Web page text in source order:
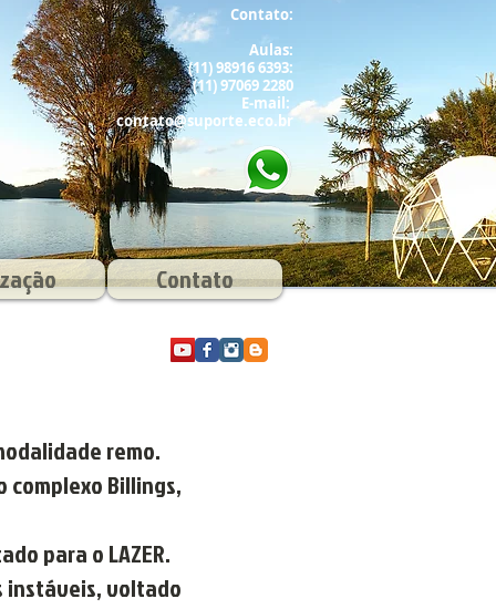
Contato:
Aulas:
(11) 98916 6393:
(11) 97069 2280
E-mail:
contato@suporte.eco.br
Contato
remo.
complexo Billings,
para o LAZER.
instáveis, voltado